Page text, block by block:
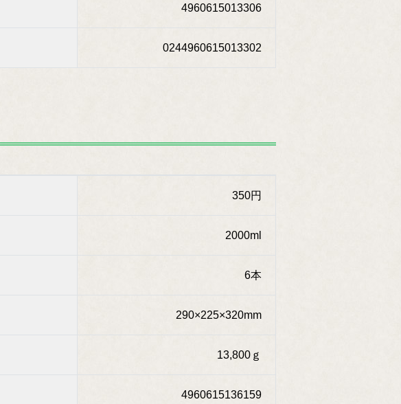
4960615013306
0244960615013302
350円
2000ml
6本
290×225×320mm
13,800ｇ
4960615136159